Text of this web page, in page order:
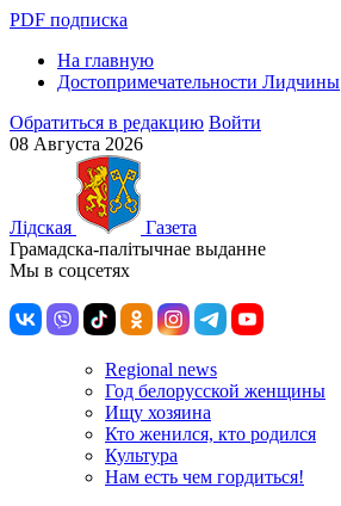
PDF подписка
На главную
Достопримечательности Лидчины
Обратиться в редакцию Войти
08 Августа 2026
Лiдская
Газета
Грамадска-палiтычнае выданне
Мы в соцсетях
Regional news
Год белорусской женщины
Ищу хозяина
Кто женился, кто родился
Культура
Нам есть чем гордиться!